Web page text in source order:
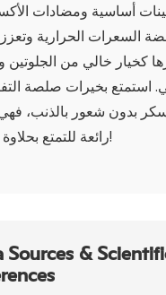
أساسية ومضادات
السعرات الحرارية
كخيار خالي من
استمتع بخيرات صلصة
بدون شعور بالذنب،
رائعة للتمتع بحلاوة الطبيعة!
Sources &